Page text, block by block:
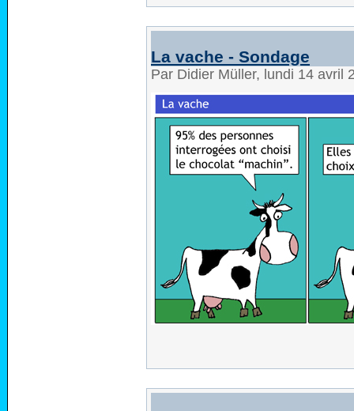
La vache - Sondage
Par Didier Müller, lundi 14 avril